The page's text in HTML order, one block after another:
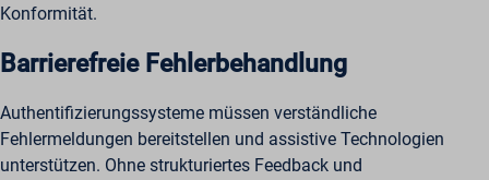
Konformität.
Barrierefreie Fehlerbehandlung
Authentifizierungssysteme müssen verständliche
Fehlermeldungen bereitstellen und assistive Technologien
unterstützen. Ohne strukturiertes Feedback und